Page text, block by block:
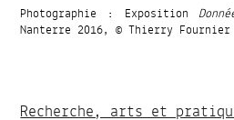
Photographie : Exposition
Nanterre 2016, © Thierry Fournier
Recherche, arts et